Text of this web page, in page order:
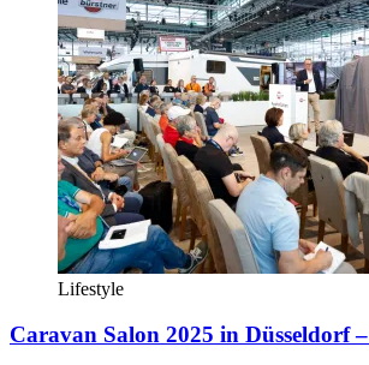
Lifestyle
Caravan Salon 2025 in Düsseldorf